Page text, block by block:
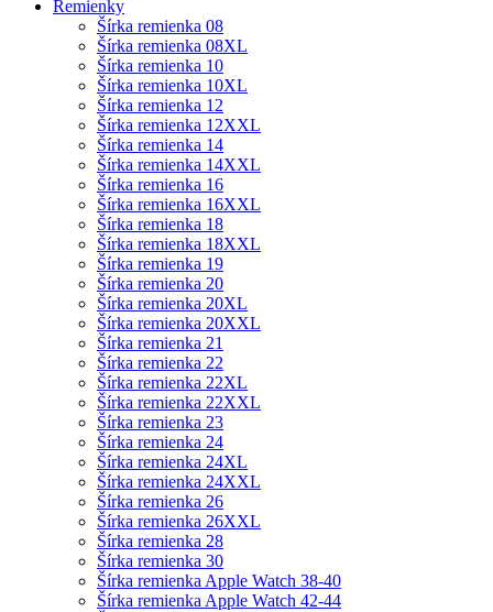
Remienky
Šírka remienka 08
Šírka remienka 08XL
Šírka remienka 10
Šírka remienka 10XL
Šírka remienka 12
Šírka remienka 12XXL
Šírka remienka 14
Šírka remienka 14XXL
Šírka remienka 16
Šírka remienka 16XXL
Šírka remienka 18
Šírka remienka 18XXL
Šírka remienka 19
Šírka remienka 20
Šírka remienka 20XL
Šírka remienka 20XXL
Šírka remienka 21
Šírka remienka 22
Šírka remienka 22XL
Šírka remienka 22XXL
Šírka remienka 23
Šírka remienka 24
Šírka remienka 24XL
Šírka remienka 24XXL
Šírka remienka 26
Šírka remienka 26XXL
Šírka remienka 28
Šírka remienka 30
Šírka remienka Apple Watch 38-40
Šírka remienka Apple Watch 42-44